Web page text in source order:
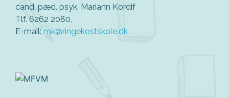
cand. pæd. psyk. Mariann Kordif
Tlf. 6262 2080,
E-mail: mk@ringekostskole.dk